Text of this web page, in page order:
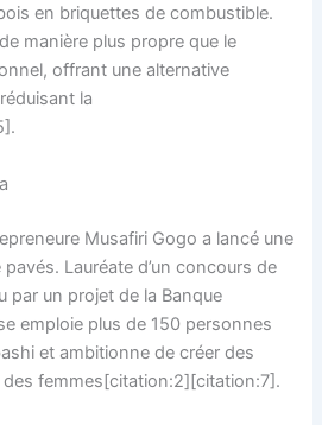
en briquettes de combustible.
manière plus propre que le
offrant une alternative
la
Musafiri Gogo a lancé une
Lauréate d’un concours de
par un projet de la Banque
emploie plus de 150 personnes
et ambitionne de créer des
femmes[citation:2][citation:7].